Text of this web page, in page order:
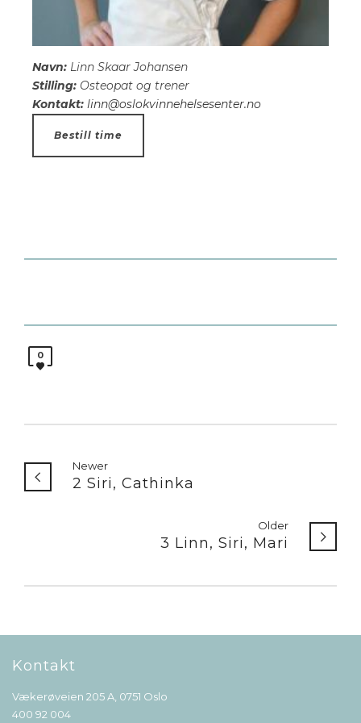
Navn: Linn Skaar Johansen
Stilling: Osteopat og trener
Kontakt: linn@oslokvinnehelsesenter.no
Bestill time
0
Newer
2 Siri, Cathinka
Older
3 Linn, Siri, Mari
Kontakt
Vækerøveien 205 A, 0751 Oslo
400 92 004